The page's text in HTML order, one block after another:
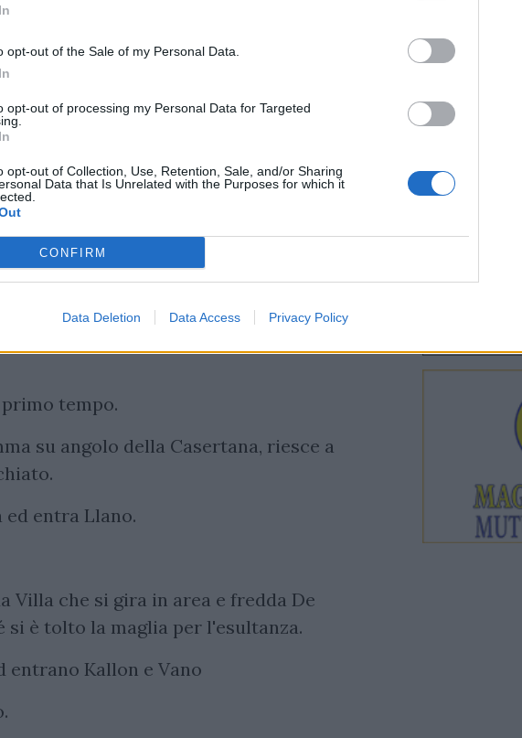
opt-out of the Sale of my Personal Data.
opt-out of processing my Personal Data for Targeted
opt-out of Collection, Use, Retention, Sale, and/or Sharing
Data that Is Unrelated with the Purposes for which it
CONFIRM
Data Deletion Data Access Privacy Policy
resta a terra, nell'occasione
chiamato dalla Casertana per un
di fatto
fuori di poco.
gara perché diffidato.
impegna in angolo De Lucia.
Ubani.
tempo.
su angolo della Casertana, riesce a
ed entra Llano.
Villa che si gira in area e fredda De
è tolto la maglia per l'esultanza.
entrano Kallon e Vano
IMACO